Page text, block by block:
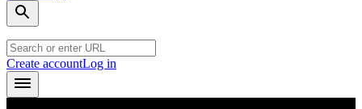
Create accountLog in